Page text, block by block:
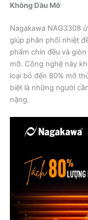
Không Dầu Mỡ
Nagakawa NAG3308
giúp phân phối nhiệt
phẩm chín đều và
mỡ. Công nghệ này
loại bỏ đến 80% mỡ
biệt là những người
nặng.